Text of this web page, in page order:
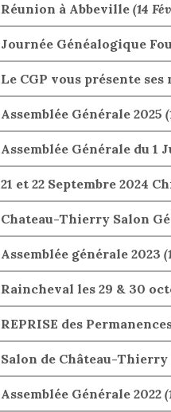
Réunion à Abbeville (14
Journée Généalogique
Le CGP vous présente
Assemblée Générale 2025
Assemblée Générale du 1
21 et 22 Septembre 2024
Chateau-Thierry Salon
Assemblée générale 2023
Raincheval les 29 & 30
REPRISE des
Salon de Château-Thierry
Assemblée Générale 2022